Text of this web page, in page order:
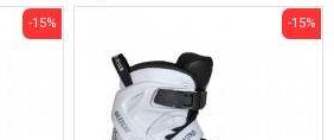
-15% -15%